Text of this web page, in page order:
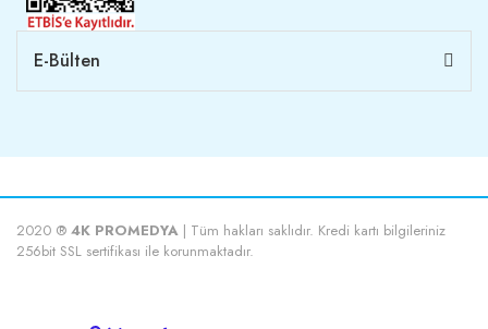
E-Bülten
2020 ® 4K PROMEDYA | Tüm hakları saklıdır. Kredi kartı bilgileriniz
256bit SSL sertifikası ile korunmaktadır.